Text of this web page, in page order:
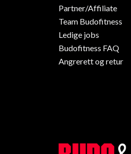
Partner/Affiliate
Team Budofitness
Ledige jobs
Budofitness FAQ
Angrerett og retur